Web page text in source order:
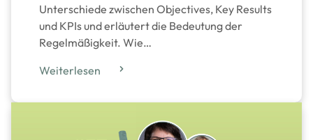
Unterschiede zwischen Objectives, Key Results
und KPIs und erläutert die Bedeutung der
Regelmäßigkeit. Wie…
Weiterlesen